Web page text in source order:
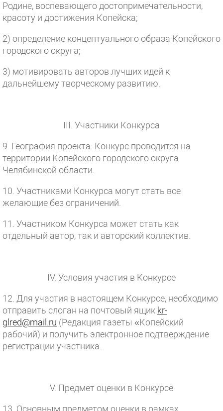
Родине, воспевающего достопримечательности,
красоту и достижения Копейска;
2) определение концептуального образа Копейского
городского округа;
3) мотивировать авторов лучших идей к
дальнейшему творческому развитию.
III. Участники Конкурса
9. География проекта: Конкурс проводится на
территории Копейского городского округа
Челябинской области.
10. Участниками Конкурса могут стать все
желающие без ограничений.
11. Участником Конкурса может стать как
отдельный автор, так и авторский коллектив.
IV. Условия участия в Конкурсе
12. Для участия в настоящем Конкурсе, необходимо
отправить слоган на почтовый ящик kr-
glred@mail.ru (Редакция газеты «Копейский
рабочий) и получить электронное подтверждение
регистрации участника.
V. Предмет оценки в Конкурсе
13. Основным предметом оценки в рамках